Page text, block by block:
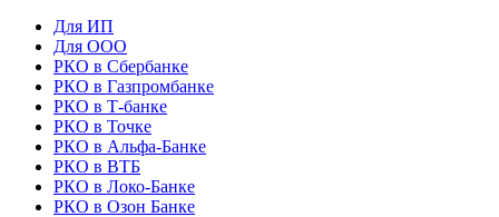
Для ИП
Для ООО
РКО в Сбербанке
РКО в Газпромбанке
РКО в Т-банке
РКО в Точке
РКО в Альфа-Банке
РКО в ВТБ
РКО в Локо-Банке
РКО в Озон Банке